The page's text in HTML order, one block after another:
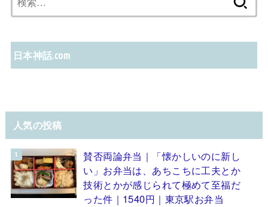
索:
日本神話.com
人気の投稿
賛否両論弁当｜「懐かしいのに新し
い」お弁当は、あちこちに工夫とか
技術とかが感じられて極めて至福だ
った件｜1540円｜東京駅お弁当